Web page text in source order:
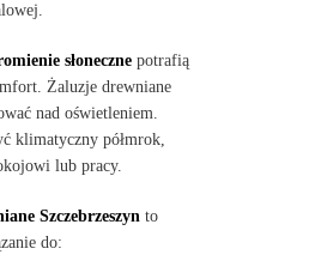
słonecznepotrafią
Żaluzje drewniane
nad oświetleniem.
klimatyczny półmrok,
lub pracy.
Szczebrzeszynto
do: